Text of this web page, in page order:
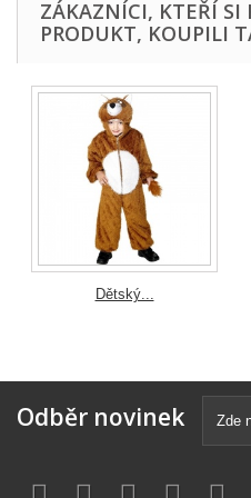
ZÁKAZNÍCI, KTEŘÍ
PRODUKT, KOUPILI
Dětský...
Odběr novinek